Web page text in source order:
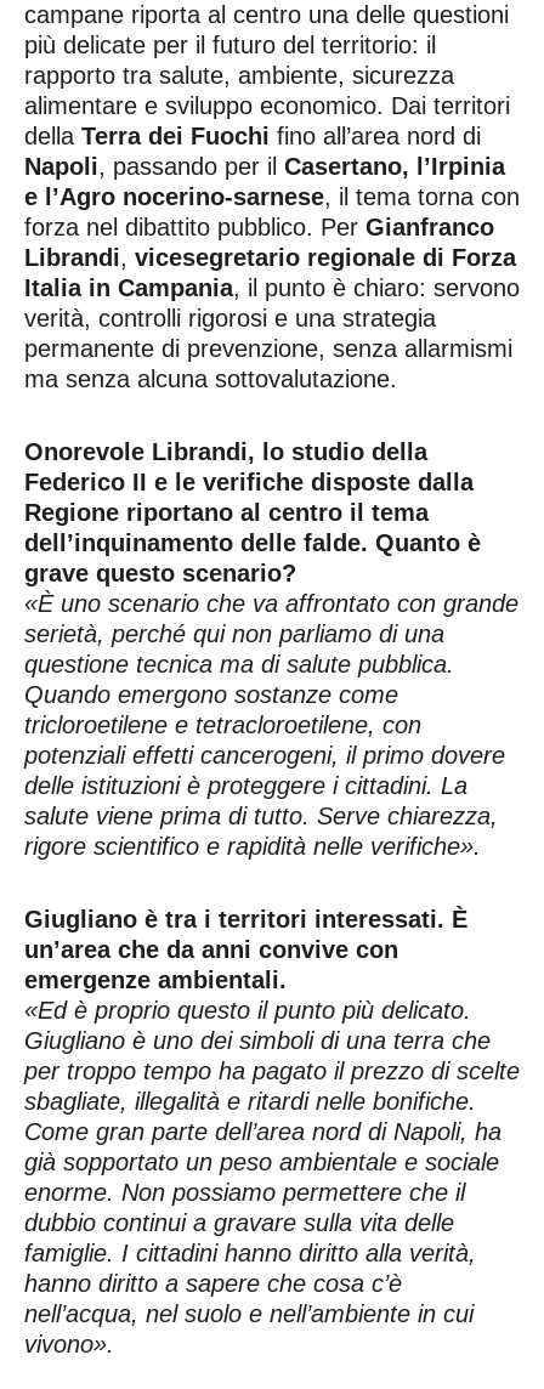
campane riporta al centro una delle questioni
più delicate per il futuro del territorio: il
rapporto tra salute, ambiente, sicurezza
alimentare e sviluppo economico. Dai territori
della Terra dei Fuochi fino all’area nord di
Napoli, passando per il Casertano, l’Irpinia
e l’Agro nocerino-sarnese, il tema torna con
forza nel dibattito pubblico. Per Gianfranco
Librandi, vicesegretario regionale di Forza
Italia in Campania, il punto è chiaro: servono
verità, controlli rigorosi e una strategia
permanente di prevenzione, senza allarmismi
ma senza alcuna sottovalutazione.
Onorevole Librandi, lo studio della
Federico II e le verifiche disposte dalla
Regione riportano al centro il tema
dell’inquinamento delle falde. Quanto è
grave questo scenario?
«È uno scenario che va affrontato con grande
serietà, perché qui non parliamo di una
questione tecnica ma di salute pubblica.
Quando emergono sostanze come
tricloroetilene e tetracloroetilene, con
potenziali effetti cancerogeni, il primo dovere
delle istituzioni è proteggere i cittadini. La
salute viene prima di tutto. Serve chiarezza,
rigore scientifico e rapidità nelle verifiche».
Giugliano è tra i territori interessati. È
un’area che da anni convive con
emergenze ambientali.
«Ed è proprio questo il punto più delicato.
Giugliano è uno dei simboli di una terra che
per troppo tempo ha pagato il prezzo di scelte
sbagliate, illegalità e ritardi nelle bonifiche.
Come gran parte dell’area nord di Napoli, ha
già sopportato un peso ambientale e sociale
enorme. Non possiamo permettere che il
dubbio continui a gravare sulla vita delle
famiglie. I cittadini hanno diritto alla verità,
hanno diritto a sapere che cosa c’è
nell’acqua, nel suolo e nell’ambiente in cui
vivono».